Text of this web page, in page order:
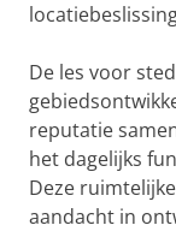
De les voor
reputatie
het dagelijks
Deze
aandacht in